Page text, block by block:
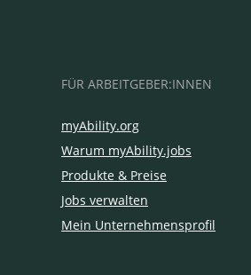
FÜR ARBEITGEBER:INNEN
myAbility.org
Warum myAbility.jobs
Produkte & Preise
Jobs verwalten
Mein Unternehmensprofil